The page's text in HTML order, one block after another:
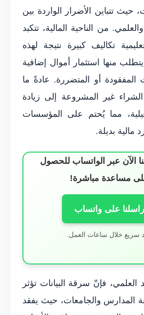
حيث تتباين الأضرار الواردة بين
من الناحية المالية، تتكبد
تكاليف كبيرة نتيجة لهذه
منها استثمار أموال إضافية
المفقودة أو المتضررة. عادةً ما
غير المشروعة إلى زيادة
مما يُحتم على المؤسسات
مالية بديلة.
الآن عبر الواتساب للحصول
مساعدة مباشرة!
راسلنا على واتساب
سريع خلال ساعات العمل.
العلمي، فإنّ سرقة البيانات تؤثر
المدارس والجامعات، حيث يفقد